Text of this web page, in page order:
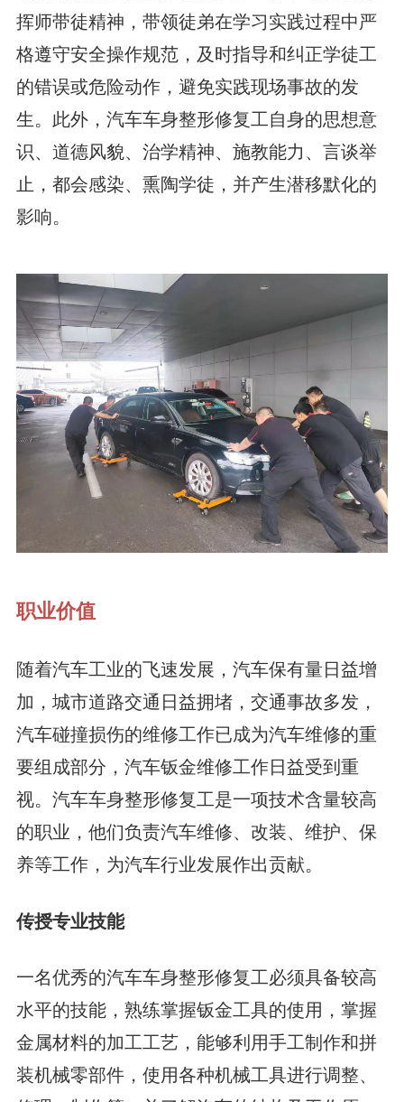
挥师带徒精神，带领徒弟在学习实践过程中严
格遵守安全操作规范，及时指导和纠正学徒工
的错误或危险动作，避免实践现场事故的发
生。此外，汽车车身整形修复工自身的思想意
识、道德风貌、治学精神、施教能力、言谈举
止，都会感染、熏陶学徒，并产生潜移默化的
影响。
职业价值
随着汽车工业的飞速发展，汽车保有量日益增
加，城市道路交通日益拥堵，交通事故多发，
汽车碰撞损伤的维修工作已成为汽车维修的重
要组成部分，汽车钣金维修工作日益受到重
视。汽车车身整形修复工是一项技术含量较高
的职业，他们负责汽车维修、改装、维护、保
养等工作，为汽车行业发展作出贡献。
传授专业技能
一名优秀的汽车车身整形修复工必须具备较高
水平的技能，熟练掌握钣金工具的使用，掌握
金属材料的加工工艺，能够利用手工制作和拼
装机械零部件，使用各种机械工具进行调整、